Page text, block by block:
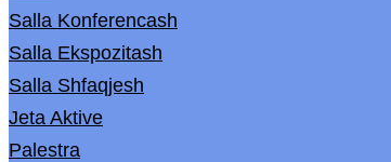
Salla Konferencash
Salla Ekspozitash
Salla Shfaqjesh
Jeta Aktive
Palestra